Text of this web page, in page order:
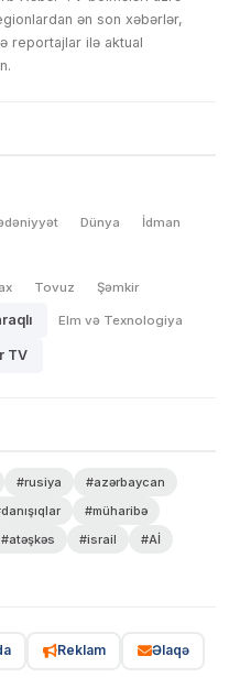
ən son xəbərlər,
reportajlar ilə aktual
Dünya İdman
Tovuz Şəmkir
Elm və Texnologiya
TV
#rusiya
#azərbaycan
#müharibə
#atəşkəs #israil
#Aİ
Reklam Əlaqə